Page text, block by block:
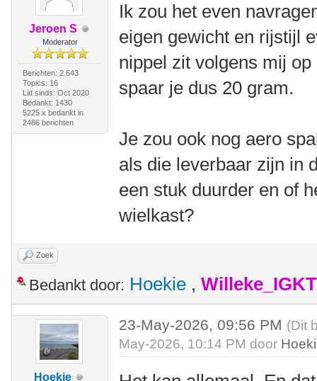
Jeroen S
Moderator
Berichten: 2.643
Topics: 16
Lid sinds: Oct 2020
Bedankt: 1430
5225 x bedankt in
2486 berichten
Ik zou het even
eigen gewicht en rijstijl
nippel zit volgens mij
spaar je dus 20 gram.
Je zou ook nog aero
als die leverbaar zijn in
een stuk duurder en of
wielkast?
Zoek
Bedankt door: Hoekie , Willeke_IGKT
Hoekie
23-May-2026, 09:56 PM (Dit
May-2026, 10:14 PM door